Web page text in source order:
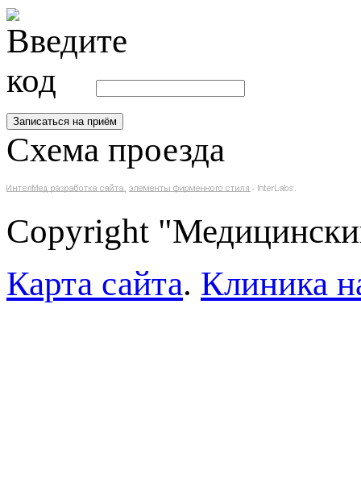
Схема проезда
Copyright
Карта сайта. Клиника